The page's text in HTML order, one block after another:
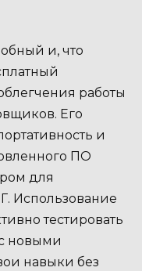
и, что
работы
Его
и
ПО
для
Использование
тестировать
новыми
навыки без